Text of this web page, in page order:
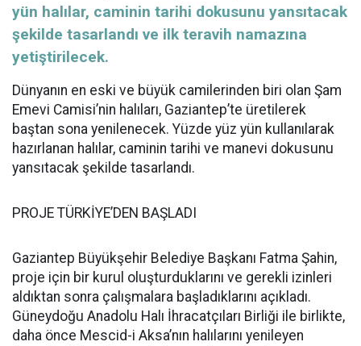
yün halılar, caminin tarihi dokusunu yansıtacak
şekilde tasarlandı ve ilk teravih namazına
yetiştirilecek.
Dünyanın en eski ve büyük camilerinden biri olan Şam
Emevi Camisi’nin halıları, Gaziantep’te üretilerek
baştan sona yenilenecek. Yüzde yüz yün kullanılarak
hazırlanan halılar, caminin tarihi ve manevi dokusunu
yansıtacak şekilde tasarlandı.
PROJE TÜRKİYE’DEN BAŞLADI
Gaziantep Büyükşehir Belediye Başkanı Fatma Şahin,
proje için bir kurul oluşturduklarını ve gerekli izinleri
aldıktan sonra çalışmalara başladıklarını açıkladı.
Güneydoğu Anadolu Halı İhracatçıları Birliği ile birlikte,
daha önce Mescid-i Aksa’nın halılarını yenileyen